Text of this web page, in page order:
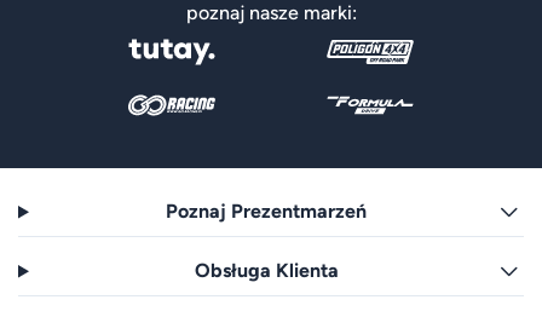
poznaj nasze marki:
Poznaj Prezentmarzeń
Obsługa Klienta